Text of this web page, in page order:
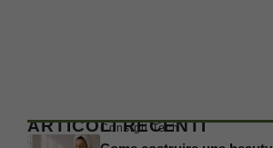
ARTICOLI RECENTI
Consigli Tech